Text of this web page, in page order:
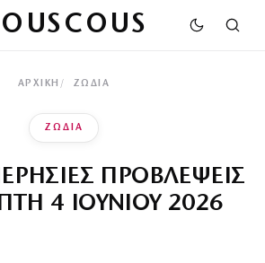
ΑΡΧΙΚΉ ΖΩΔΙΑ
ΖΩΔΙΑ
ΠΡΟΒΛΕΨΕΙΣ
4 ΙΟΥΝΙΟΥ 2026